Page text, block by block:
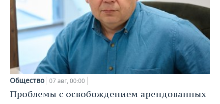
Общество 07 авг, 00:00
Проблемы с освобождением арендованных